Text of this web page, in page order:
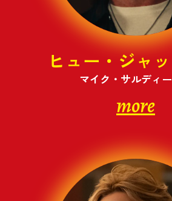
ヒュー・ジャ
マイク・サルディ
more